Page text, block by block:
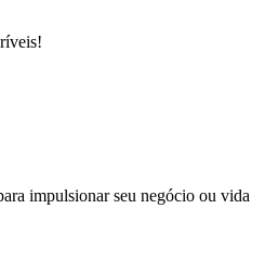
impulsionar seu negócio ou vida